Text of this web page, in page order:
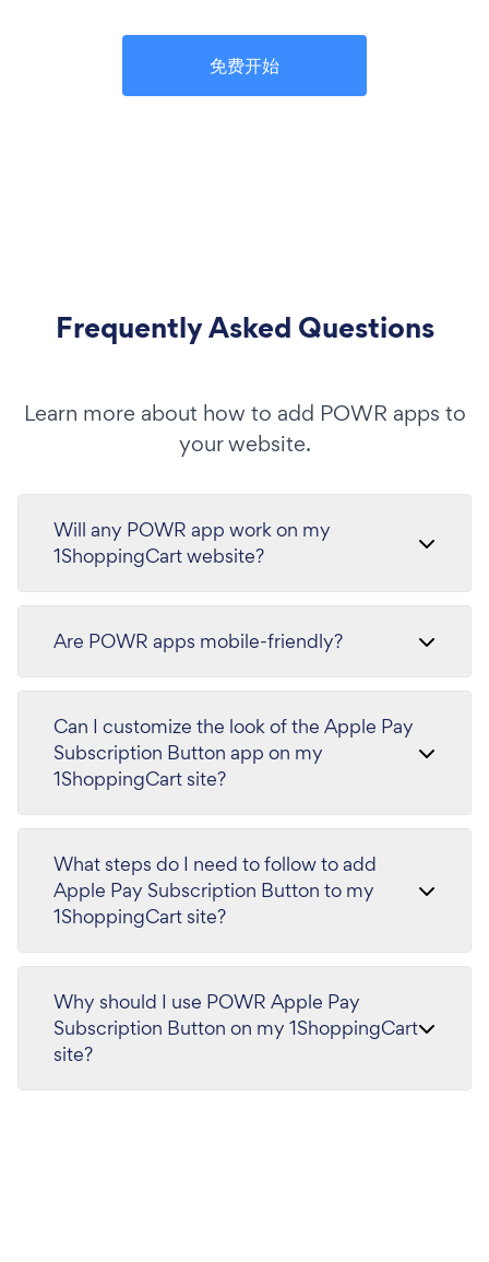
免费开始
Frequently Asked Questions
Learn more about how to add POWR apps to
your website.
Will any POWR app work on my
1ShoppingCart website?
Are POWR apps mobile-friendly?
Can I customize the look of the Apple Pay
Subscription Button app on my
1ShoppingCart site?
What steps do I need to follow to add
Apple Pay Subscription Button to my
1ShoppingCart site?
Why should I use POWR Apple Pay
Subscription Button on my 1ShoppingCart
site?